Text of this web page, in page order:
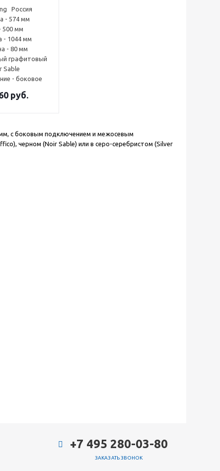
Россия
- 574 мм
500 мм
- 1044 мм
- 80 мм
графитовый
Sable
- боковое
руб.
с боковым подключением и межосевым
черном (Noir Sable) или в серо-серебристом (Silver
+7 495 280-03-80
ЗАКАЗАТЬ ЗВОНОК